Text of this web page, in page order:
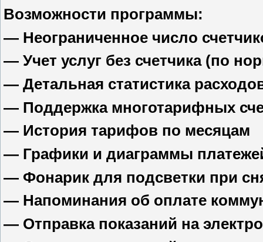
Возможности программы:
— Неограниченное число
— Учет услуг без счетчика (по
— Детальная статистика
— Поддержка многотарифных
— История тарифов по месяцам
— Графики и диаграммы
— Фонарик для подсветки при
— Напоминания об оплате
— Отправка показаний на